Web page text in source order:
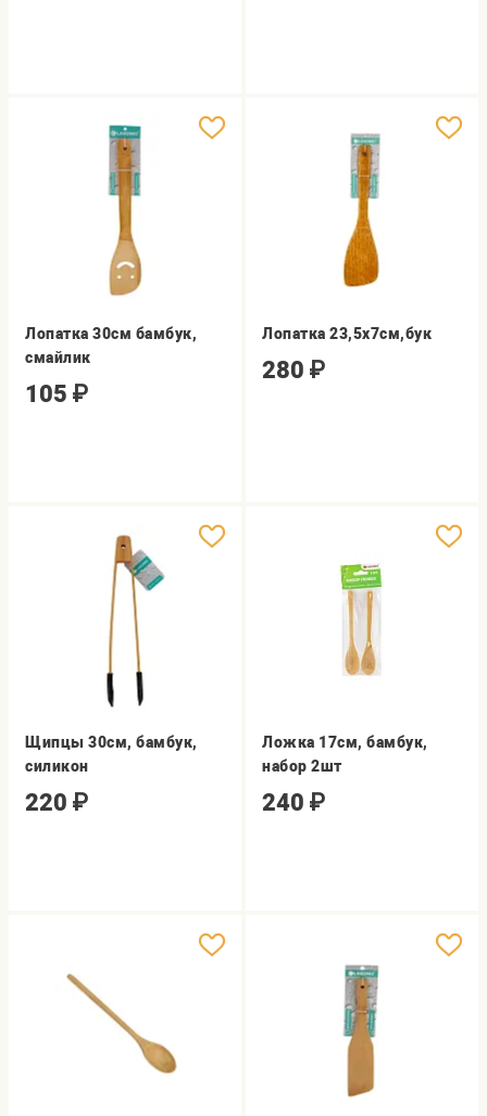
Лопатка 30см бамбук,
смайлик
105 ₽
Лопатка 23,5х7см,бук
280 ₽
Щипцы 30см, бамбук,
силикон
220 ₽
Ложка 17см, бамбук,
набор 2шт
240 ₽